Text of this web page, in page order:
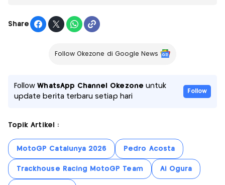
Share
Follow Okezone di Google News
FollowWhatsApp Channel Okezone untuk
update berita terbaru setiap hari
Follow
Topik Artikel :
MotoGP Catalunya 2026 Pedro Acosta
Trackhouse Racing MotoGP Team Ai Ogura